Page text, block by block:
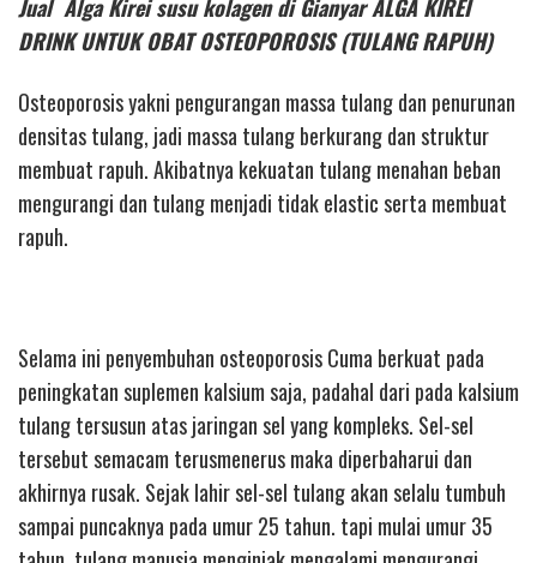
Jual Alga Kirei susu kolagen di Gianyar ALGA KIREI
DRINK UNTUK OBAT OSTEOPOROSIS (TULANG RAPUH)
Osteoporosis yakni pengurangan massa tulang dan penurunan
densitas tulang, jadi massa tulang berkurang dan struktur
membuat rapuh. Akibatnya kekuatan tulang menahan beban
mengurangi dan tulang menjadi tidak elastic serta membuat
rapuh.
Selama ini penyembuhan osteoporosis Cuma berkuat pada
peningkatan suplemen kalsium saja, padahal dari pada kalsium
tulang tersusun atas jaringan sel yang kompleks. Sel-sel
tersebut semacam terusmenerus maka diperbaharui dan
akhirnya rusak. Sejak lahir sel-sel tulang akan selalu tumbuh
sampai puncaknya pada umur 25 tahun. tapi mulai umur 35